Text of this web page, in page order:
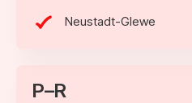
Neustadt-Glewe
P–R